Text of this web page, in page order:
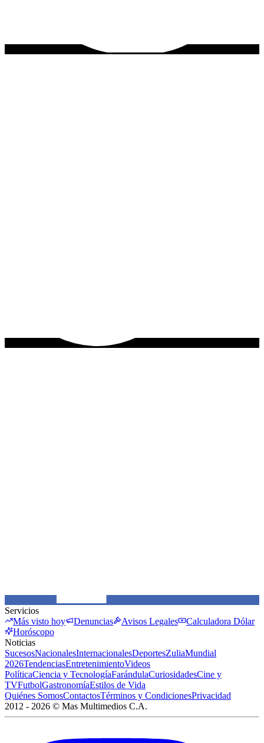
Servicios
Más visto hoy
Denuncias Avisos Legales
Calculadora Dólar
Horóscopo
Noticias
SucesosNacionalesInternacionalesDeportesZuliaMundial
2026TendenciasEntretenimientoVideos
PolíticaCiencia y TecnologíaFarándulaCuriosidadesCine y
TVFutbolGastronomíaEstilos de Vida
Quiénes SomosContactosTérminos y CondicionesPrivacidad
2012 - 2026 © Mas Multimedios C.A.